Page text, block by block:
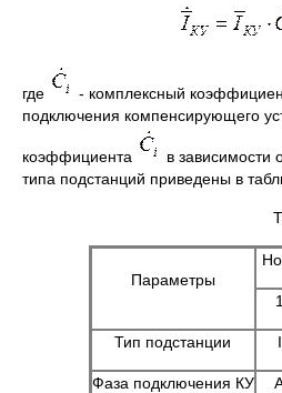
где
- комплексный
подключения компенсирующего
коэффициента
в зависимости
типа подстанций приведены в
Параметры
1
Тип подстанции I
Фаза подключения КУ